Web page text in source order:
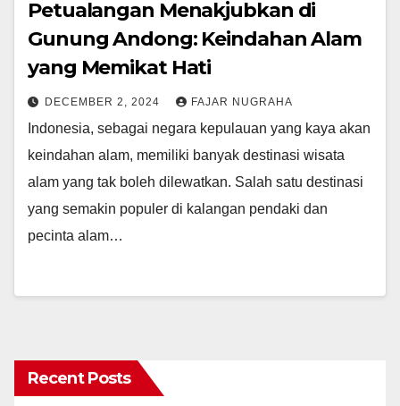
Petualangan Menakjubkan di
Gunung Andong: Keindahan Alam
yang Memikat Hati
DECEMBER 2, 2024 FAJAR NUGRAHA
Indonesia, sebagai negara kepulauan yang kaya akan
keindahan alam, memiliki banyak destinasi wisata
alam yang tak boleh dilewatkan. Salah satu destinasi
yang semakin populer di kalangan pendaki dan
pecinta alam…
Recent Posts